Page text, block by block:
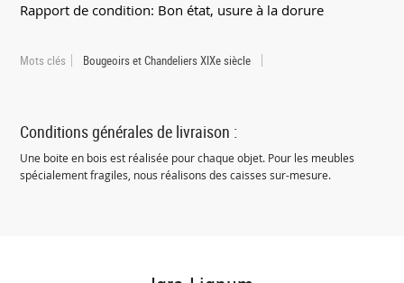
Rapport de condition: Bon état, usure à la dorure
Mots clés Bougeoirs et Chandeliers XIXe siècle
Conditions générales de livraison :
Une boite en bois est réalisée pour chaque objet. Pour les meubles
spécialement fragiles, nous réalisons des caisses sur-mesure.